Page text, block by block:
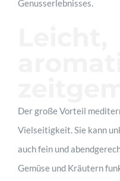
Genusserlebnisses.
Der große Vorteil
Vielseitigkeit. Sie kann
auch fein und
Gemüse und Kräutern